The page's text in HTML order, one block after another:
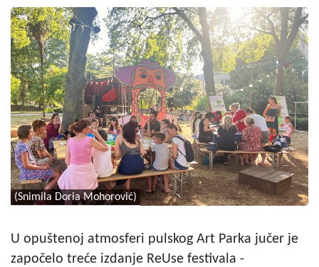
(Snimila Doria Mohorović)
U opuštenoj atmosferi pulskog Art Parka jučer je
započelo treće izdanje ReUse festivala -